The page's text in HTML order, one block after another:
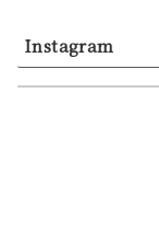
Instagram